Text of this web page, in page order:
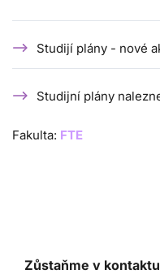
Studijí plány - nové
Studijní plány
Fakulta: FTE
Zůstaňme v